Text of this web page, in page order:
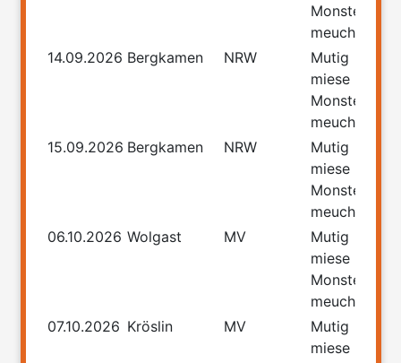
Monster
meucheln
14.09.2026 Bergkamen NRW
Mutig
miese
Monster
meucheln
15.09.2026 Bergkamen NRW
Mutig
miese
Monster
meucheln
06.10.2026 Wolgast MV
Mutig
miese
Monster
meucheln
07.10.2026 Kröslin MV
Mutig
miese